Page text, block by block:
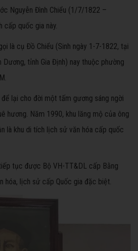
Nguyễn Đình Chiểu (1/7/1822 –
quốc gia này.
là cụ Đồ Chiểu (Sinh ngày 1-7-1822, tại
Dương, tỉnh Gia Định) nay thuộc phường
lại cho đời một tấm gương sáng ngời
hương. Năm 1990, khu lăng mộ của ông
là khu di tích lịch sử văn hóa cấp quốc
tục được Bộ VH-TT&DL cấp Bằng
hóa, lịch sử cấp Quốc gia đặc biệt.